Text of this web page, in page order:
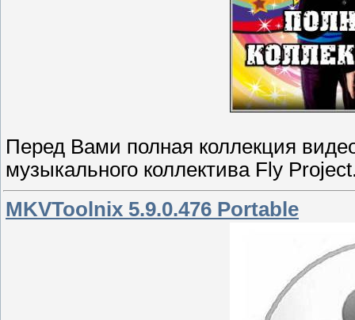
Перед Вами полная коллекция
музыкального коллектива Fly
MKVToolnix 5.9.0.476 Portable